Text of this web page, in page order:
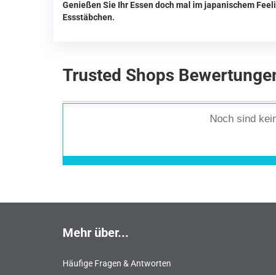
Genießen Sie Ihr Essen doch mal im japanischem
Essstäbchen.
Trusted Shops
Noch sind
Mehr über...
Häufige Fragen & Antworten